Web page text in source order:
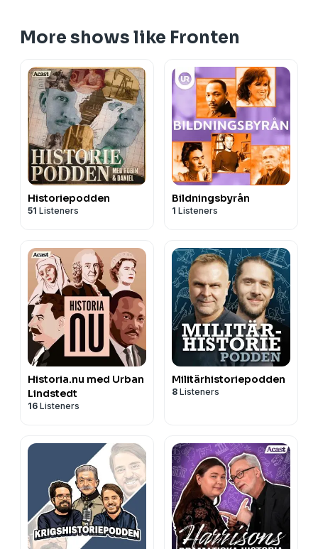
More shows like Fronten
Historiepodden
51 Listeners
Bildningsbyrån
1 Listeners
Historia.nu med Urban
Lindstedt
16 Listeners
Militärhistoriepodden
8 Listeners